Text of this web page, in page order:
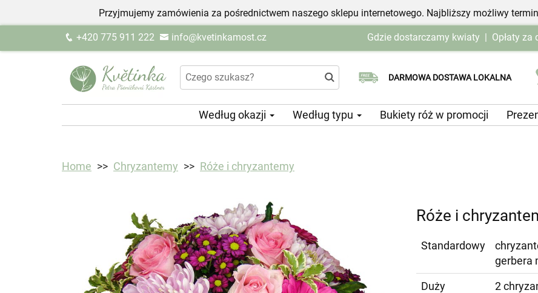
Przyjmujemy zamówienia za pośrednictwem naszego sklepu internetowego. Najbliższy możliwy
+420 775 911 222 info@kvetinkamost.cz Gdzie dostarczamy kwiaty | Opłaty za
DARMOWA DOSTAWA LOKALNA
Wybierz datę dostawy
Według okazji Według typu Bukiety róż w promocji
Home Chryzantemy Róże i chryzantemy
Róże i
Standardowy
gerbera
Duży
2